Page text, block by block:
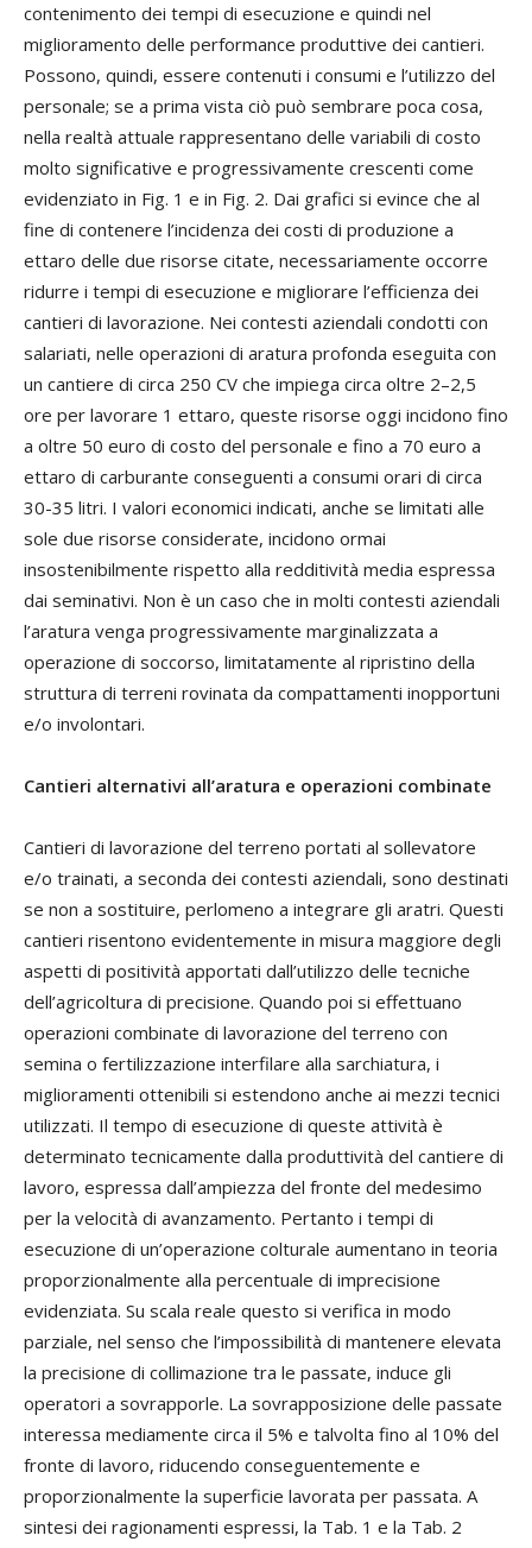
contenimento dei tempi di esecuzione e quindi nel
miglioramento delle performance produttive dei cantieri.
Possono, quindi, essere contenuti i consumi e l’utilizzo del
personale; se a prima vista ciò può sembrare poca cosa,
nella realtà attuale rappresentano delle variabili di costo
molto significative e progressivamente crescenti come
evidenziato in Fig. 1 e in Fig. 2. Dai grafici si evince che al
fine di contenere l’incidenza dei costi di produzione a
ettaro delle due risorse citate, necessariamente occorre
ridurre i tempi di esecuzione e migliorare l’efficienza dei
cantieri di lavorazione. Nei contesti aziendali condotti con
salariati, nelle operazioni di aratura profonda eseguita con
un cantiere di circa 250 CV che impiega circa oltre 2–2,5
ore per lavorare 1 ettaro, queste risorse oggi incidono fino
a oltre 50 euro di costo del personale e fino a 70 euro a
ettaro di carburante conseguenti a consumi orari di circa
30-35 litri. I valori economici indicati, anche se limitati alle
sole due risorse considerate, incidono ormai
insostenibilmente rispetto alla redditività media espressa
dai seminativi. Non è un caso che in molti contesti aziendali
l’aratura venga progressivamente marginalizzata a
operazione di soccorso, limitatamente al ripristino della
struttura di terreni rovinata da compattamenti inopportuni
e/o involontari.
Cantieri alternativi all’aratura e operazioni combinate
Cantieri di lavorazione del terreno portati al sollevatore
e/o trainati, a seconda dei contesti aziendali, sono destinati
se non a sostituire, perlomeno a integrare gli aratri. Questi
cantieri risentono evidentemente in misura maggiore degli
aspetti di positività apportati dall’utilizzo delle tecniche
dell’agricoltura di precisione. Quando poi si effettuano
operazioni combinate di lavorazione del terreno con
semina o fertilizzazione interfilare alla sarchiatura, i
miglioramenti ottenibili si estendono anche ai mezzi tecnici
utilizzati. Il tempo di esecuzione di queste attività è
determinato tecnicamente dalla produttività del cantiere di
lavoro, espressa dall’ampiezza del fronte del medesimo
per la velocità di avanzamento. Pertanto i tempi di
esecuzione di un’operazione colturale aumentano in teoria
proporzionalmente alla percentuale di imprecisione
evidenziata. Su scala reale questo si verifica in modo
parziale, nel senso che l’impossibilità di mantenere elevata
la precisione di collimazione tra le passate, induce gli
operatori a sovrapporle. La sovrapposizione delle passate
interessa mediamente circa il 5% e talvolta fino al 10% del
fronte di lavoro, riducendo conseguentemente e
proporzionalmente la superficie lavorata per passata. A
sintesi dei ragionamenti espressi, la Tab. 1 e la Tab. 2